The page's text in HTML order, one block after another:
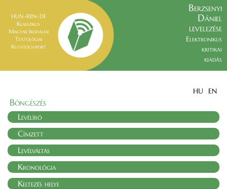
HUN–REN–DE
Klasszikus
Magyar Irodalmi
Textológiai
Kutatócsoport
Berzsenyi
Dániel
levelezése
Elektronikus
kritikai
kiadás
HU EN
Böngészés
Levélíró
Címzett
Levélváltás
Kronológia
Keltezés helye